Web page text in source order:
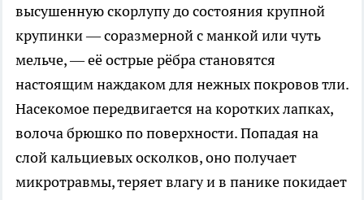
высушенную скорлупу до состояния крупной
крупинки — соразмерной с манкой или чуть
мельче, — её острые рёбра становятся
настоящим наждаком для нежных покровов тли.
Насекомое передвигается на коротких лапках,
волоча брюшко по поверхности. Попадая на
слой кальциевых осколков, оно получает
микротравмы, теряет влагу и в панике покидает